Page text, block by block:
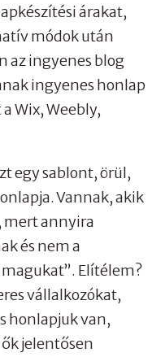
árakat,
módok után
az ingyenes blog
ingyenes honlap
Wix, Weebly,
egy sablont, örül,
Vannak, akik
mert annyira
és nem a
Elítélem?
vállalkozókat,
honlapjuk van,
jelentősen